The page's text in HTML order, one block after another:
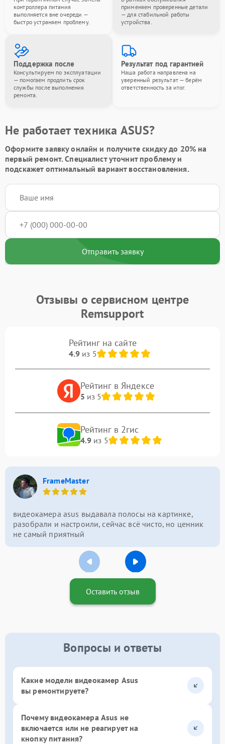
контроллера питания
выполняется вне очереди —
быстро устраняем проблему.
применяем проверенные детали
— для стабильной работы
устройства.
Поддержка после
Консультируем по эксплуатации
— помогаем продлить срок
службы после выполнения
ремонта.
Результат под гарантией
Наша работа направлена на
уверенный результат — берём
ответственность за итог.
Не работает техника ASUS?
Оформите заявку онлайн и получитескидку до 20% на
первый ремонт. Специалист уточнит проблему и
подскажет оптимальный вариант восстановления.
Отправить заявку
Отзывы о сервисном центре
Remsupport
Рейтинг на сайте
4.9из 5
Рейтинг в Яндексе
5 из 5
Рейтинг в 2гис
4.9из 5
FrameMaster
видеокамера asus выдавала полосы на картинке,
разобрали и настроили, сейчас всё чисто, но ценник
не самый приятный
Оставить отзыв
Вопросы и ответы
Какие модели видеокамер Asus
вы ремонтируете?
Почему видеокамера Asus не
включается или не реагирует на
кнопку питания?